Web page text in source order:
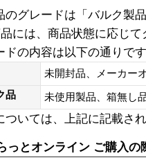
のグレードは「バルク製
には、商品状態に応じ
ドの内容は以下の通りで
品
未開封品、メーカー
ク品
未使用製品、箱無
ついては、上記に記載さ
っとオンライン ご購入の